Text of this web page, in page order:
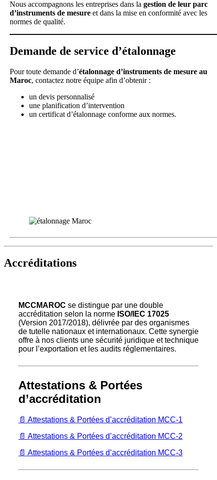
Nous accompagnons les entreprises dans la gestion de leur parc
d’instruments de mesure et dans la mise en conformité avec les
normes de qualité.
Demande de service d’étalonnage
Pour toute demande d’étalonnage d’instruments de mesure au
Maroc, contactez notre équipe afin d’obtenir :
un devis personnalisé
une planification d’intervention
un certificat d’étalonnage conforme aux normes.
Accréditations
MCCMAROC se distingue par une double
accréditation selon la norme ISO/IEC 17025
(Version 2017/2018), délivrée par des organismes
de tutelle nationaux et internationaux. Cette synergie
offre à nos clients une sécurité juridique et technique
pour l’exportation et les audits réglementaires.
Attestations & Portées
d’accréditation
📄 Attestations & Portées d’accréditation MCC-1
📄 Attestations & Portées d’accréditation MCC-2
📄 Attestations & Portées d’accréditation MCC-3